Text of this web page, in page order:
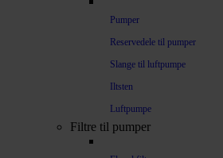
Pumper
Reservedele til pumper
Slange til luftpumpe
Iltsten
Luftpumpe
Filtre til pumper